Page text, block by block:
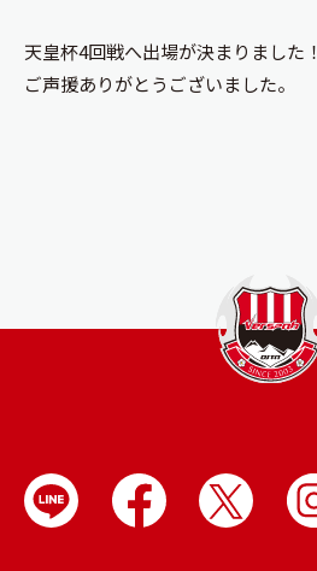
天皇杯4回戦へ出場が決まりました！
ご声援ありがとうございました。